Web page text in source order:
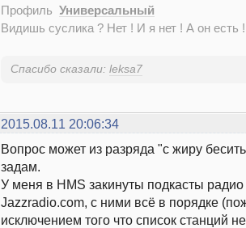
Профиль Универсальный
Видишь суслика ? Нет ! И я нет ! А он есть
Спасибо сказали: leksa7
2015.08.11 20:06:34
Вопрос может из разряда "с жиру
задам.
У меня в HMS закинуты подкасты
Jazzradio.com, с ними всё в порядке
исключением того что список станций